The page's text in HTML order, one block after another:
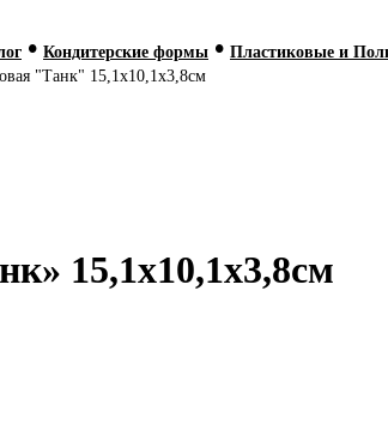
• Кондитерские формы • Пластиковые и
"Танк" 15,1х10,1х3,8см
15,1х10,1х3,8см